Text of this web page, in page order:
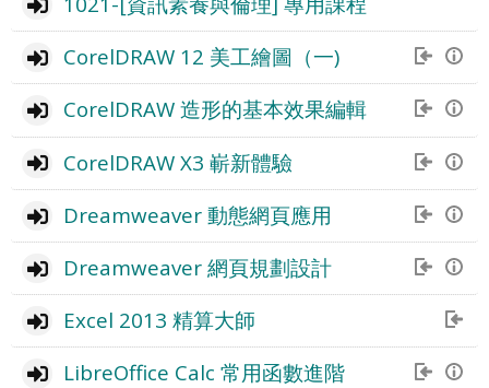
CorelDRAW 12 美工繪圖（一)
CorelDRAW 造形的基本效果編輯
CorelDRAW X3 嶄新體驗
Dreamweaver 動態網頁應用
Dreamweaver 網頁規劃設計
Excel 2013 精算大師
LibreOffice Calc 常用函數進階